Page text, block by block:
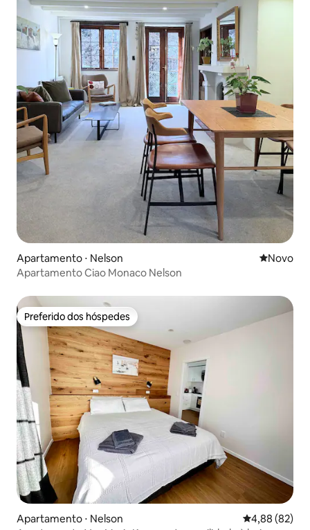
Apartamento ⋅ Nelson Novo
Novo
Apartamento Ciao Monaco Nelson
Preferido dos hóspedes
Preferido dos hóspedes
Apartamento ⋅ Nelson 4,88 de uma
4,88 (82)